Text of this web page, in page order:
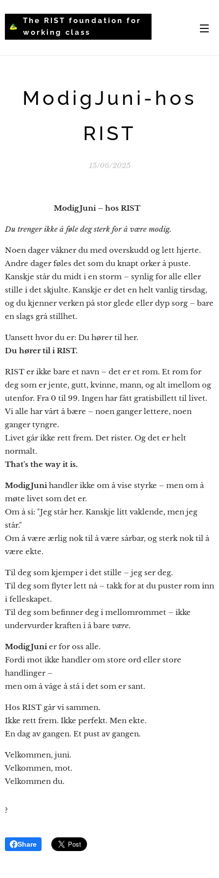
The RIST foundation for
working class
ModigJuni-hos
RIST
15/06/2025
ModigJuni – hos RIST
Du trenger ikke å føle deg sterk for å være modig.
Noen dager våkner du med overskudd og lett hjerte.
Andre dager føles det som du knapt orker å puste.
Kanskje står du midt i en storm – synlig for alle eller
stille i det skjulte. Kanskje er det en helt vanlig tirsdag,
og du kjenner verken på stor glede eller dyp sorg – bare
en slags grå stillhet.
Uansett hvor du er: Du hører til her.
Du hører til i RIST.
RIST er ikke bare et navn – det er et rom. Et rom for
deg som er jente, gutt, kvinne, mann, og alt imellom og
utenfor. Fra 0 til 99. Ingen har fått gratisbillett til livet.
Vi alle har vårt å bære – noen ganger lettere, noen
ganger tyngre.
Livet går ikke rett frem. Det rister. Og det er helt
normalt.
That's the way it is.
ModigJunihandler ikke om å vise styrke – men om å
møte livet som det er.
Om å si: "Jeg står her. Kanskje litt vaklende, men jeg
står."
Om å være ærlig nok til å være sårbar, og sterk nok til å
være ekte.
Til deg som kjemper i det stille – jeg ser deg.
Til deg som flyter lett nå – takk for at du puster rom inn
i felleskapet.
Til deg som befinner deg i mellomrommet – ikke
undervurder kraften i å bare være.
ModigJunier for oss alle.
Fordi mot ikke handler om store ord eller store
handlinger –
men om å våge å stå i det som er sant.
Hos RIST går vi sammen.
Ikke rett frem. Ikke perfekt. Men ekte.
En dag av gangen. Et pust av gangen.
Velkommen, juni.
Velkommen, mot.
Velkommen du.
?
Share